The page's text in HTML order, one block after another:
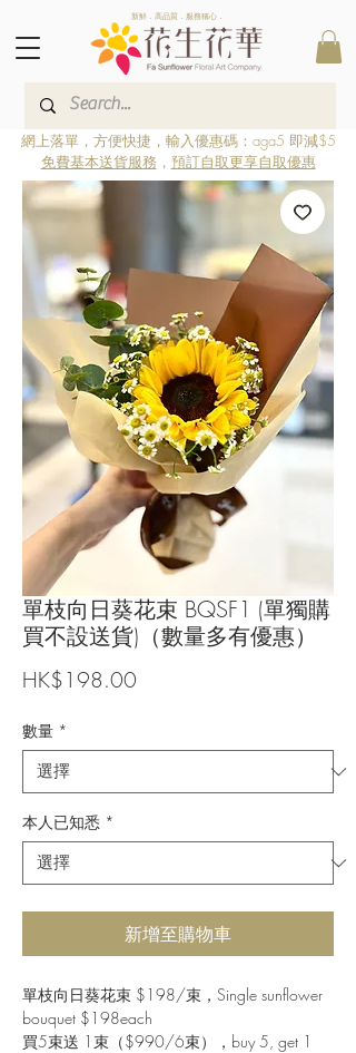
新鮮．高品質．服務稱心．
網上落單，方便快捷，輸入優惠碼：aga5 即減$5
免費基本送貨服務 ， 預訂自取更享自取優惠
單枝向日葵花束 BQSF1 (單獨購
買不設送貨)（數量多有優惠）
HK$198.00
數量 *
本人已知悉 *
新增至購物車
單枝向日葵花束 $198/束，Single sunflower
bouquet $198each
買5束送 1束（$990/6束），buy 5, get 1